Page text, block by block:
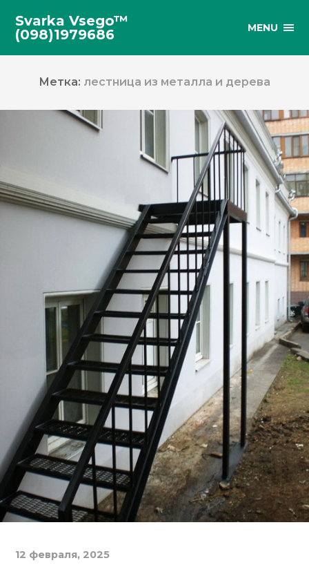
Svarka Vsego™
(098)1979686
MENU
Метка: лестница из металла и дерева
12 февраля, 2025